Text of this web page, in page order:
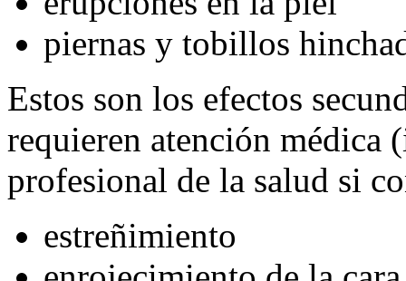
piernas y tobillos
Estos son los efectos
requieren atención médica
profesional de la salud si
estreñimiento